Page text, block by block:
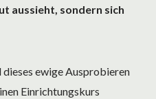
aussieht, sondern sich
ewige Ausprobieren
Einrichtungskurs